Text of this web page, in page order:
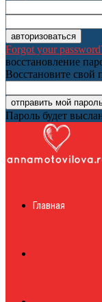
Forgot your
восстановление
Восстановите свой
Пароль будет
журналГлавная